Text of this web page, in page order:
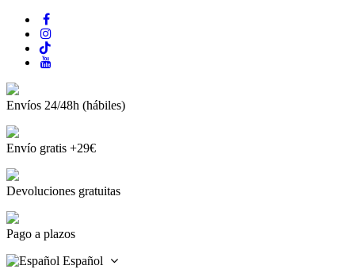
Envíos 24/48h (hábiles)
Envío gratis +29€
Devoluciones gratuitas
Pago a plazos
Español